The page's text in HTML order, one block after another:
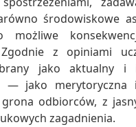
środowiskowe
Zgodnie z opiniami
jako aktualny i
— jako merytoryczna
odbiorców, z
zagadnienia.